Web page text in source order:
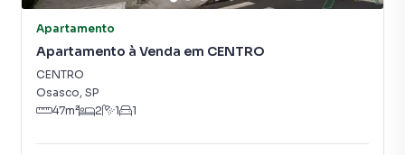
Apartamento
Apartamento à Venda em CENTRO
CENTRO
Osasco, SP
47m² 2 1 1